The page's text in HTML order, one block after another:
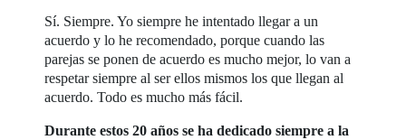
Sí. Siempre. Yo siempre he intentado llegar a un
acuerdo y lo he recomendado, porque cuando las
parejas se ponen de acuerdo es mucho mejor, lo van a
respetar siempre al ser ellos mismos los que llegan al
acuerdo. Todo es mucho más fácil.
Durante estos 20 años se ha dedicado siempre a la